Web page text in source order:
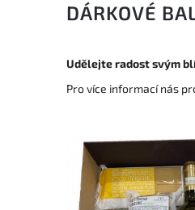
DÁRKOVÉ
Udělejte radost svým
Pro více informací nás